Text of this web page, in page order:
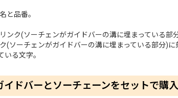
と品番。
ンク(ソーチェンがガイドバーの溝に埋まっている部
(ソーチェンがガイドバーの溝に埋まっている部分)に
る文字。
イドバーとソーチェーンをセットで購